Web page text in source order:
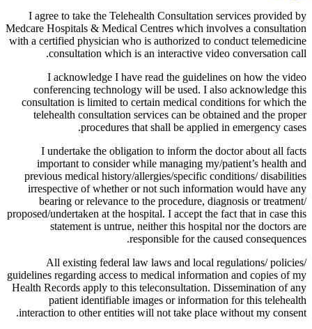
I agree to take the Telehealth Consultation services provided by
Medcare Hospitals & Medical Centres which involves a consultation
with a certified physician who is authorized to conduct telemedicine
consultation which is an interactive video conversation call.
I acknowledge I have read the guidelines on how the video
conferencing technology will be used. I also acknowledge this
consultation is limited to certain medical conditions for which the
telehealth consultation services can be obtained and the proper
procedures that shall be applied in emergency cases.
I undertake the obligation to inform the doctor about all facts
important to consider while managing my/patient’s health and
previous medical history/allergies/specific conditions/ disabilities
irrespective of whether or not such information would have any
bearing or relevance to the procedure, diagnosis or treatment/
proposed/undertaken at the hospital. I accept the fact that in case this
statement is untrue, neither this hospital nor the doctors are
responsible for the caused consequences.
All existing federal law laws and local regulations/ policies/
guidelines regarding access to medical information and copies of my
Health Records apply to this teleconsultation. Dissemination of any
patient identifiable images or information for this telehealth
interaction to other entities will not take place without my consent.